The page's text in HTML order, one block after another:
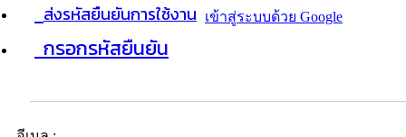
ส่งรหัสยืนยันการใช้งาน
กรอกรหัสยืนยัน
เข้าสู่ระบบด้วย Google